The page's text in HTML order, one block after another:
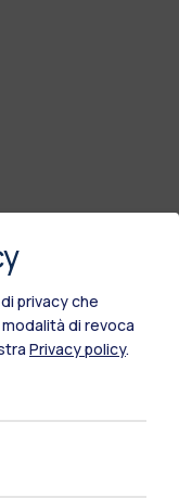
privacy che
di revoca
Privacy policy.